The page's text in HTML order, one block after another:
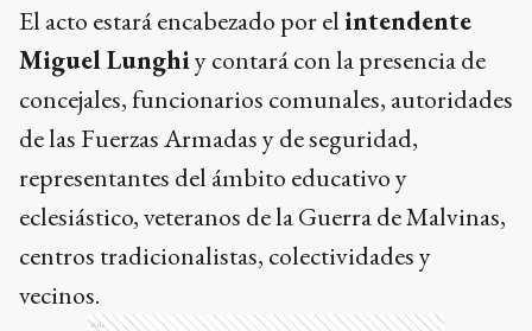
El acto estará encabezado por el intendente
Miguel Lunghiy contará con la presencia de
concejales, funcionarios comunales, autoridades
de las Fuerzas Armadas y de seguridad,
representantes del ámbito educativo y
eclesiástico, veteranos de la Guerra de Malvinas,
centros tradicionalistas, colectividades y
vecinos.
Ads